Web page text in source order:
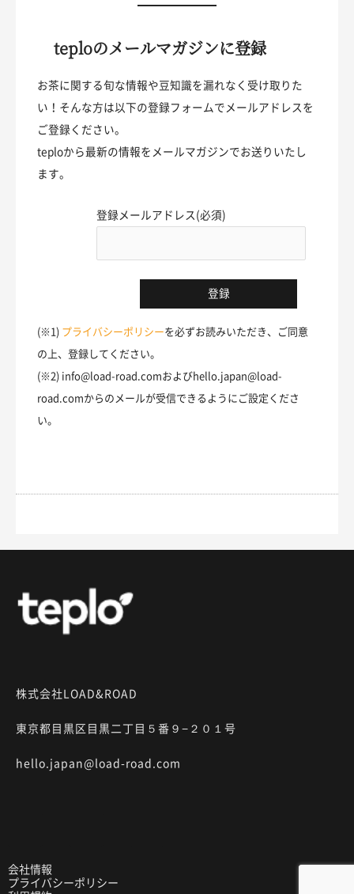
teploのメールマガジンに登録
お茶に関する旬な情報や豆知識を漏れなく受け取りた
い！そんな方は以下の登録フォームでメールアドレスを
ご登録ください。
teploから最新の情報をメールマガジンでお送りいたし
ます。
登録メールアドレス(必須)
(※1) プライバシーポリシーを必ずお読みいただき、ご同意
の上、登録してください。
(※2) info@load-road.comおよびhello.japan@load-
road.comからのメールが受信できるようにご設定くださ
い。
株式会社LOAD&ROAD
東京都目黒区目黒二丁目５番９−２０１号
hello.japan@load-road.com
会社情報
プライバシーポリシー